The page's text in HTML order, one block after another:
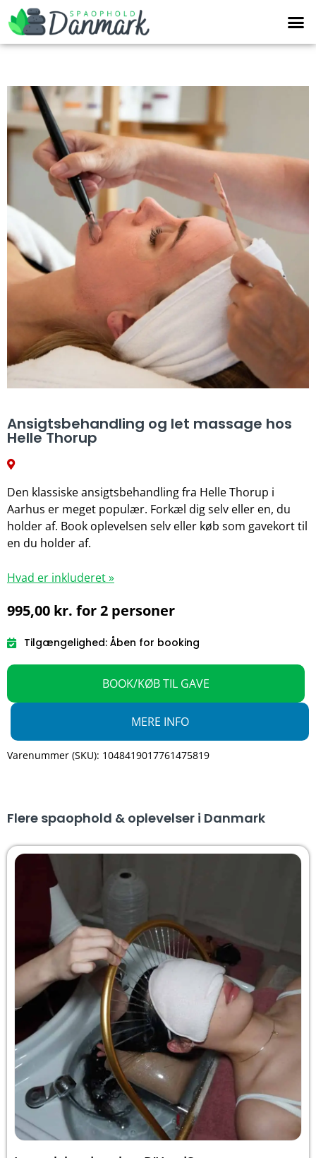
Ansigtsbehandling og let massage hos
Helle Thorup
Den klassiske ansigtsbehandling fra Helle Thorup i
Aarhus er meget populær. Forkæl dig selv eller en, du
holder af. Book oplevelsen selv eller køb som gavekort til
en du holder af.
Hvad er inkluderet »
995,00 kr. for 2 personer
Tilgængelighed: Åben for booking
BOOK/KØB TIL GAVE
MERE INFO
Varenummer (SKU): 1048419017761475819
Flere spaophold & oplevelser i Danmark